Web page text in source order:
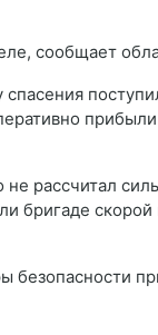
сообщает
рассчитал
бригаде